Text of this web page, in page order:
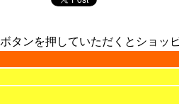
ボタンを押していただくとショッ